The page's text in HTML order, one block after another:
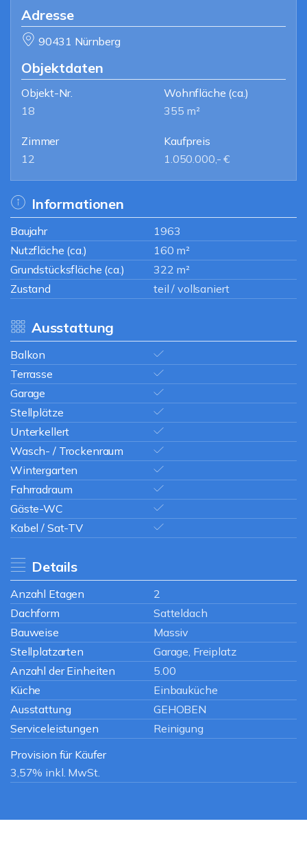
Adresse
90431 Nürnberg
Objektdaten
Objekt-Nr.
18
Wohnfläche (ca.)
355 m²
Zimmer
12
Kaufpreis
1.050.000,- €
Informationen
Baujahr
1963
Nutzfläche (ca.)
160 m²
Grundstücksfläche (ca.)
322 m²
Zustand
teil / vollsaniert
Ausstattung
Balkon
Terrasse
Garage
Stellplätze
Unterkellert
Wasch- / Trockenraum
Wintergarten
Fahrradraum
Gäste-WC
Kabel / Sat-TV
Details
Anzahl Etagen
2
Dachform
Satteldach
Bauweise
Massiv
Stellplatzarten
Garage, Freiplatz
Anzahl der Einheiten
5.00
Küche
Einbauküche
Ausstattung
GEHOBEN
Serviceleistungen
Reinigung
Provision für Käufer
3,57% inkl. MwSt.